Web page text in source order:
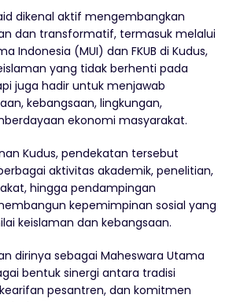
dikenal aktif mengembangkan
dan transformatif, termasuk melalui
Indonesia (MUI) dan FKUB di Kudus,
yang tidak berhenti pada
juga hadir untuk menjawab
kebangsaan, lingkungan,
ekonomi masyarakat.
Kudus, pendekatan tersebut
aktivitas akademik, penelitian,
hingga pendampingan
kepemimpinan sosial yang
keislaman dan kebangsaan.
dirinya sebagai Maheswara Utama
bentuk sinergi antara tradisi
pesantren, dan komitmen